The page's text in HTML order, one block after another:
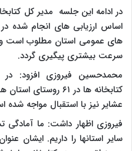
در ادامه این جلسه مدیر کل
اساس ارزیابی های انجام شده
های عمومی استان مطلوب است و
سرعت بیشتری پیگیری گردد.
محمدحسین فیروزی افزود:
کتابخانه ها در ۶۱
عشایر نیز با استقبال مواجه شده
فیروزی اظهار داشت: ما آمادگی
سایر استانها را داریم. ایشان